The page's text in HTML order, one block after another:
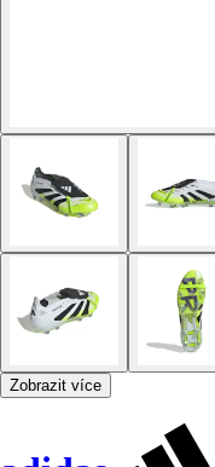
Zobrazit více